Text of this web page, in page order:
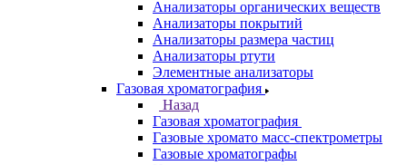
Анализаторы органических веществ
Анализаторы покрытий
Анализаторы размера частиц
Анализаторы ртути
Элементные анализаторы
Газовая хроматография
Назад
Газовая хроматография
Газовые хромато масс-спектрометры
Газовые хроматографы